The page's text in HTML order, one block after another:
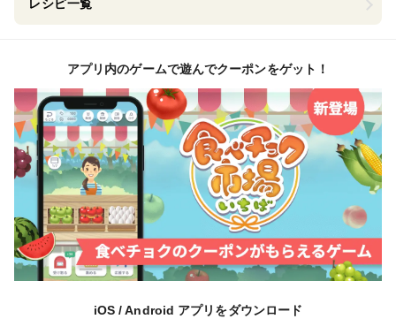
レシピ一覧
アプリ内のゲームで遊んでクーポンをゲット！
iOS / Android アプリをダウンロード